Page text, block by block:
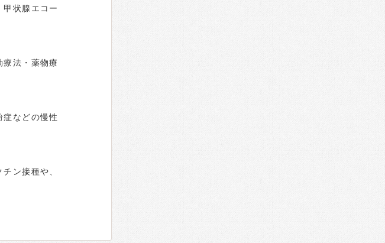
状腺エコー
法・薬物療
症などの慢性
ン接種や、